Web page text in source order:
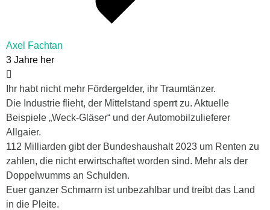
Axel Fachtan
3 Jahre her
Ihr habt nicht mehr Fördergelder, ihr Traumtänzer.
Die Industrie flieht, der Mittelstand sperrt zu. Aktuelle
Beispiele „Weck-Gläser“ und der Automobilzulieferer
Allgaier.
112 Milliarden gibt der Bundeshaushalt 2023 um Renten zu
zahlen, die nicht erwirtschaftet worden sind. Mehr als der
Doppelwumms an Schulden.
Euer ganzer Schmarrn ist unbezahlbar und treibt das Land
in die Pleite.